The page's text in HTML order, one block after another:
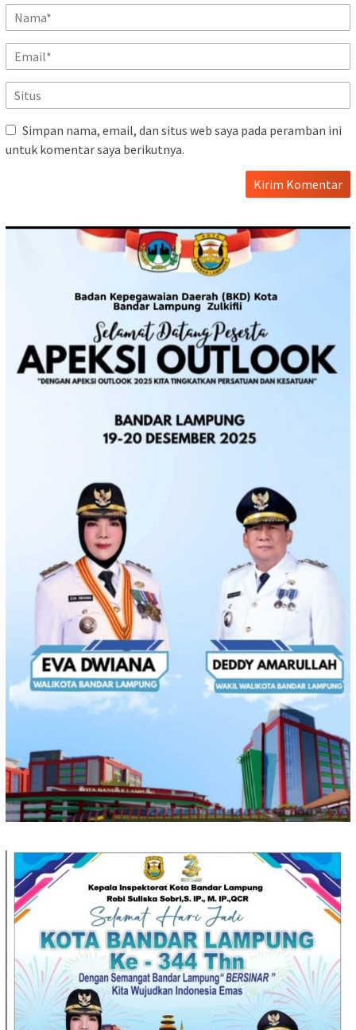
Simpan nama, email, dan situs web saya pada peramban ini
untuk komentar saya berikutnya.